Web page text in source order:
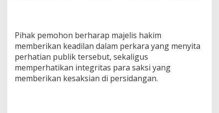
Pihak pemohon berharap majelis hakim
memberikan keadilan dalam perkara yang menyita
perhatian publik tersebut, sekaligus
memperhatikan integritas para saksi yang
memberikan kesaksian di persidangan.